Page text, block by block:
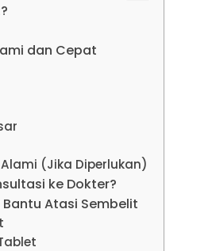
dan Cepat
(Jika Diperlukan)
ke Dokter?
Atasi Sembelit